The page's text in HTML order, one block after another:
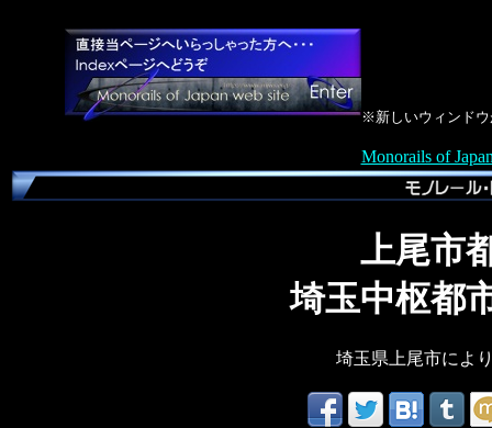
※新しいウィンドウ
Monorails of
上尾市
埼玉中枢都
埼玉県上尾市によ